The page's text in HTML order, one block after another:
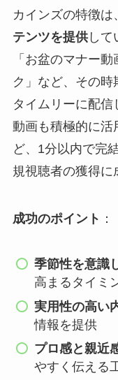
カインズの特徴は、
テンツを提供して
「お盆のマナー
ク」など、その
タイムリーに配信
動画も積極的に活
ど、1分以内で完
規視聴者の獲得に
成功のポイント ：
季節性を意識
高まるタイミ
実用性の高い
情報を提供
プロ感と親近
やすく伝える